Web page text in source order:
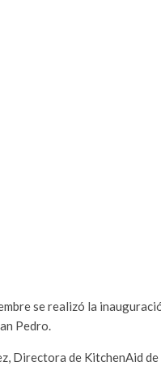
se realizó la
Pedro.
Directora de KitchenAid